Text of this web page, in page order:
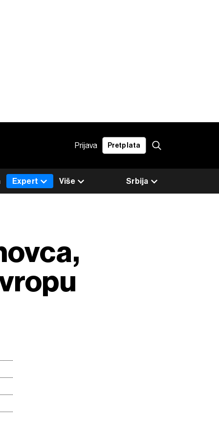
Prijava Pretplata
Srbija
Expert Više